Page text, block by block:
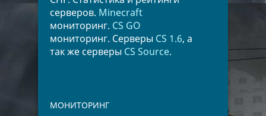
серверов. Minecraft
мониторинг. CS GO
мониторинг. Серверы CS 1.6, а
так же серверы CS Source.
МОНИТОРИНГ